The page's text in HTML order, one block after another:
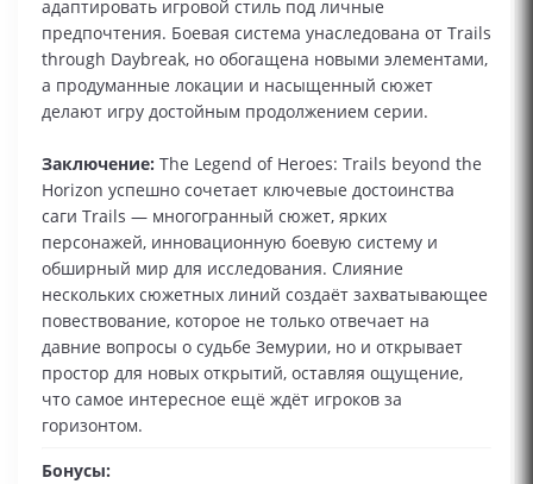
адаптировать игровой стиль под личные
предпочтения. Боевая система унаследована от Trails
through Daybreak, но обогащена новыми элементами,
а продуманные локации и насыщенный сюжет
делают игру достойным продолжением серии.
Заключение: The Legend of Heroes: Trails beyond the
Horizon успешно сочетает ключевые достоинства
саги Trails — многогранный сюжет, ярких
персонажей, инновационную боевую систему и
обширный мир для исследования. Слияние
нескольких сюжетных линий создаёт захватывающее
повествование, которое не только отвечает на
давние вопросы о судьбе Земурии, но и открывает
простор для новых открытий, оставляя ощущение,
что самое интересное ещё ждёт игроков за
горизонтом.
Бонусы: